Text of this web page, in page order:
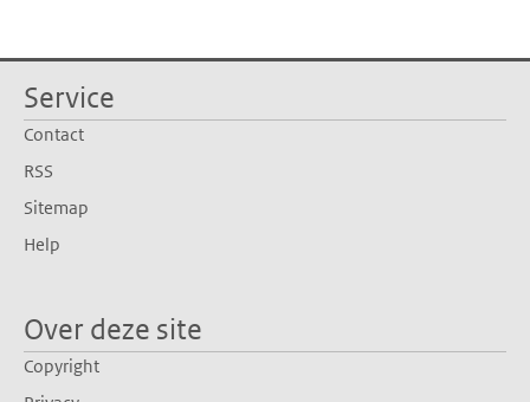
Service
Contact
RSS
Sitemap
Help
Over deze site
Copyright